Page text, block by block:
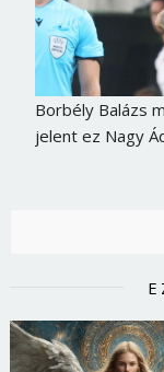
Borbély Balázs
jelent ez Nagy